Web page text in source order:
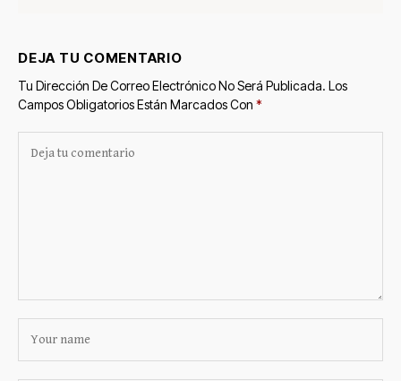
DEJA TU COMENTARIO
Tu Dirección De Correo Electrónico No Será Publicada. Los
Campos Obligatorios Están Marcados Con *